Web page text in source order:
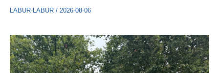
LABUR-LABUR / 2026-08-06